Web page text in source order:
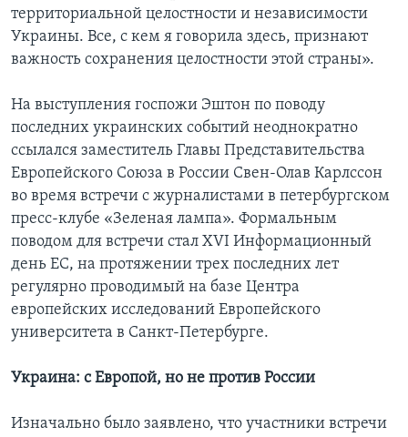
территориальной целостности и независимости
Украины. Все, с кем я говорила здесь, признают
важность сохранения целостности этой страны».
На выступления госпожи Эштон по поводу
последних украинских событий неоднократно
ссылался заместитель Главы Представительства
Европейского Союза в России Свен-Олав Карлссон
во время встречи с журналистами в петербургском
пресс-клубе «Зеленая лампа». Формальным
поводом для встречи стал XVI Информационный
день ЕС, на протяжении трех последних лет
регулярно проводимый на базе Центра
европейских исследований Европейского
университета в Санкт-Петербурге.
Украина: с Европой, но не против России
Изначально было заявлено, что участники встречи